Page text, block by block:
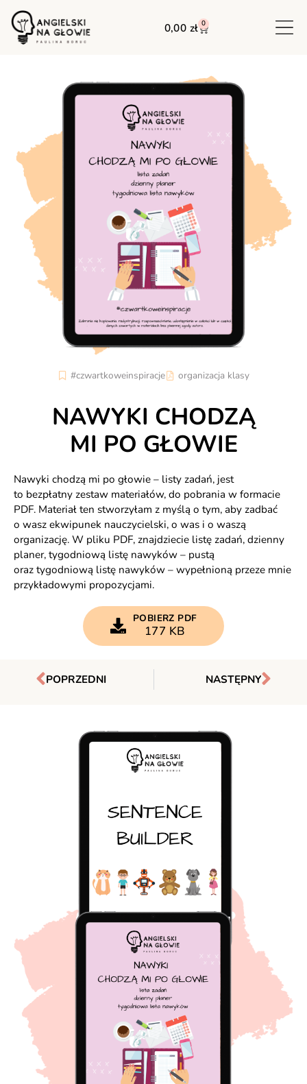
0,00 zł 0
#czwartkoweinspiracje organizacja klasy
NAWYKI CHODZĄ
MI PO GŁOWIE
Nawyki chodzą mi po głowie – listy zadań, jest
to bezpłatny zestaw materiałów, do pobrania w formacie
PDF. Materiał ten stworzyłam z myślą o tym, aby zadbać
o wasz ekwipunek nauczycielski, o was i o waszą
organizację. W pliku PDF, znajdziecie listę zadań, dzienny
planer, tygodniową listę nawyków – pustą
oraz tygodniową listę nawyków – wypełnioną przeze mnie
przykładowymi propozycjami.
POBIERZ PDF
177 KB
POPRZEDNI NASTĘPNY